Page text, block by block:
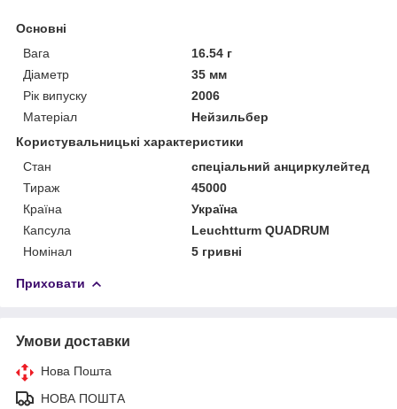
Основні
Вага
16.54 г
Діаметр
35 мм
Рік випуску
2006
Матеріал
Нейзильбер
Користувальницькі характеристики
Стан
спеціальний анциркулейтед
Тираж
45000
Країна
Україна
Капсула
Leuchtturm QUADRUM
Номінал
5 гривні
Приховати
Умови доставки
Нова Пошта
НОВА ПОШТА